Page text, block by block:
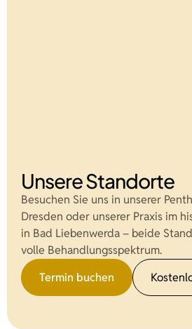
Unsere Standorte
Besuchen Sie uns in unserer
Dresden oder unserer Praxis im
in Bad Liebenwerda – beide
volle Behandlungsspektrum.
Termin buchen